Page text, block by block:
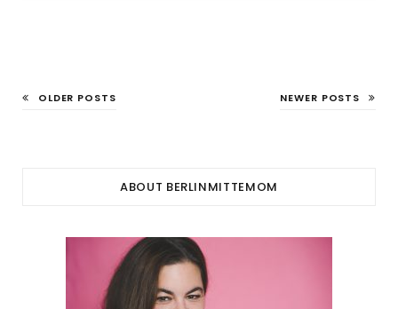
OLDER POSTS NEWER POSTS
ABOUT BERLINMITTEMOM